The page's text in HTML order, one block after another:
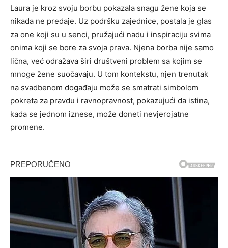
Laura je kroz svoju borbu pokazala snagu žene koja se
nikada ne predaje. Uz podršku zajednice, postala je glas
za one koji su u senci, pružajući nadu i inspiraciju svima
onima koji se bore za svoja prava. Njena borba nije samo
lična, već odražava širi društveni problem sa kojim se
mnoge žene suočavaju. U tom kontekstu, njen trenutak
na svadbenom događaju može se smatrati simbolom
pokreta za pravdu i ravnopravnost, pokazujući da istina,
kada se jednom iznese, može doneti nevjerojatne
promene.